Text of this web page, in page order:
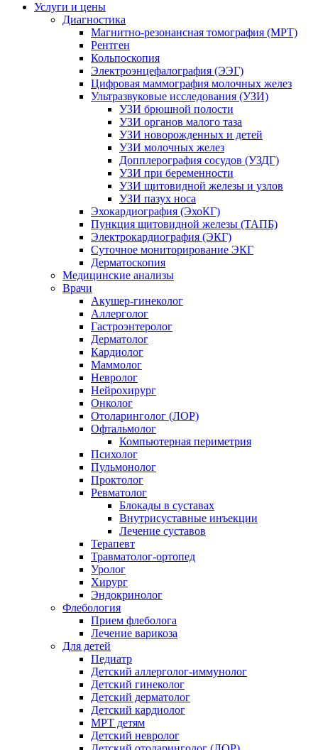
Услуги и цены
Диагностика
Магнитно-резонансная томография (МРТ)
Рентген
Кольпоскопия
Электроэнцефалография (ЭЭГ)
Цифровая маммография молочных желез
Ультразвуковые исследования (УЗИ)
УЗИ брюшной полости
УЗИ органов малого таза
УЗИ новорожденных и детей
УЗИ молочных желез
Допплерография сосудов (УЗДГ)
УЗИ при беременности
УЗИ щитовидной железы и узлов
УЗИ пазух носа
Эхокардиография (ЭхоКГ)
Пункция щитовидной железы (ТАПБ)
Электрокардиография (ЭКГ)
Суточное мониторирование ЭКГ
Дерматоскопия
Медицинские анализы
Врачи
Акушер-гинеколог
Аллерголог
Гастроэнтеролог
Дерматолог
Кардиолог
Маммолог
Невролог
Нейрохирург
Онколог
Отоларинголог (ЛОР)
Офтальмолог
Компьютерная периметрия
Психолог
Пульмонолог
Проктолог
Ревматолог
Блокады в суставах
Внутрисуставные инъекции
Лечение суставов
Терапевт
Травматолог-ортопед
Уролог
Хирург
Эндокринолог
Флебология
Прием флеболога
Лечение варикоза
Для детей
Педиатр
Детский аллерголог-иммунолог
Детский гинеколог
Детский дерматолог
Детский кардиолог
МРТ детям
Детский невролог